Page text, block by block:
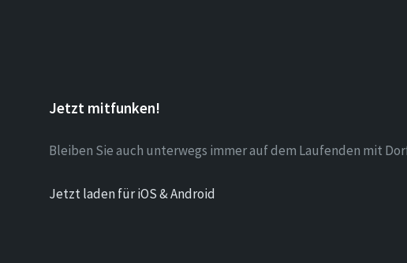
Jetzt mitfunken!
Bleiben Sie auch unterwegs immer auf dem Laufenden mit
Jetzt laden für iOS & Android